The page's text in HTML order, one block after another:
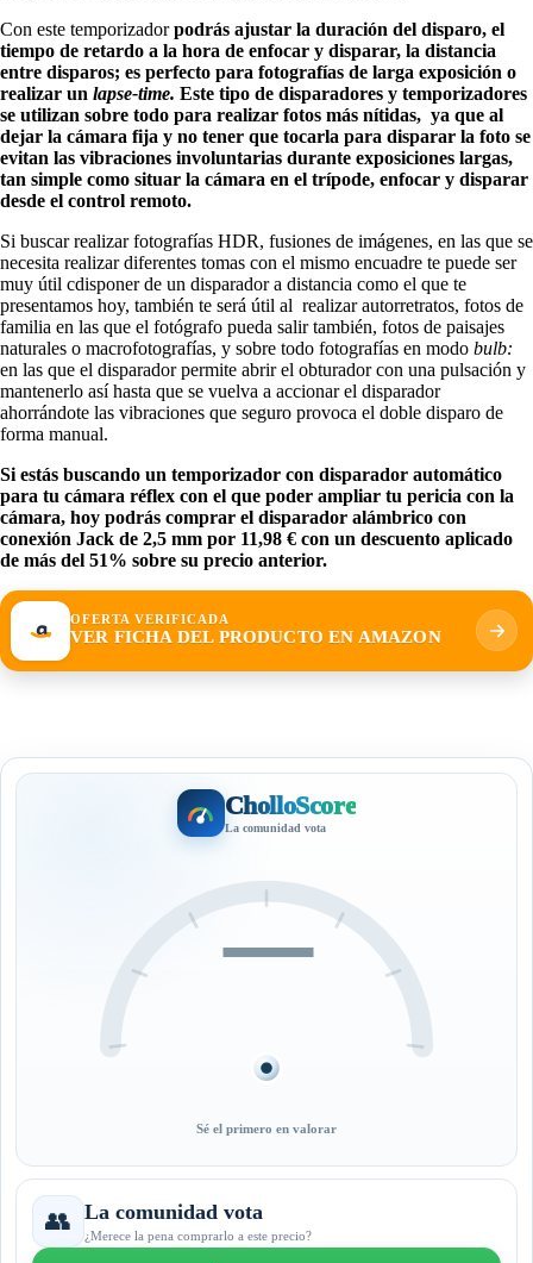
Con este temporizadorpodrás ajustar la duración del disparo, el
tiempo de retardo a la hora de enfocar y disparar, la distancia
entre disparos; es perfecto para fotografías de larga exposición o
realizar un lapse-time. Este tipo de disparadores y temporizadores
se utilizan sobre todo para realizar fotos más nítidas, ya que al
dejar la cámara fija y no tener que tocarla para disparar la foto se
evitan las vibraciones involuntarias durante exposiciones largas,
tan simple como situar la cámara en el trípode, enfocar y disparar
desde el control remoto.
Si buscar realizar fotografías HDR, fusiones de imágenes, en las que se
necesita realizar diferentes tomas con el mismo encuadre te puede ser
muy útil cdisponer de un disparador a distancia como el que te
presentamos hoy, también te será útil al realizar autorretratos, fotos de
familia en las que el fotógrafo pueda salir también, fotos de paisajes
naturales o macrofotografías, y sobre todo fotografías en modo bulb:
en las que el disparador permite abrir el obturador con una pulsación y
mantenerlo así hasta que se vuelva a accionar el disparador
ahorrándote las vibraciones que seguro provoca el doble disparo de
forma manual.
Si estás buscando un temporizador con disparador automático
para tu cámara réflex con el que poder ampliar tu pericia con la
cámara, hoy podrás comprar el disparador alámbrico con
conexión Jack de 2,5 mm por 11,98 € con un descuento aplicado
de más del 51% sobre su precio anterior.
OFERTA VERIFICADA
VER FICHA DEL PRODUCTO EN AMAZON
CholloScore
La comunidad vota
—
Sé el primero en valorar
👥 La comunidad vota
¿Merece la pena comprarlo a este precio?